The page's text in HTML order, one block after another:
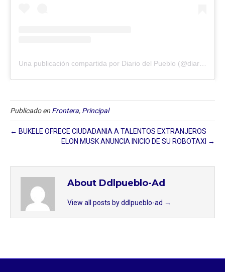
Publicado en Frontera, Principal
← BUKELE OFRECE CIUDADANIA A TALENTOS EXTRANJEROS
ELON MUSK ANUNCIA INICIO DE SU ROBOTAXI →
About Ddlpueblo-Ad
View all posts by ddlpueblo-ad →